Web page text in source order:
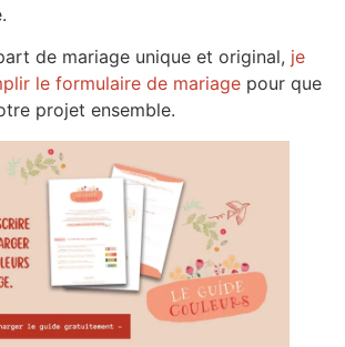
de mariage unique et original, je
le formulaire de mariage pour que
projet ensemble.